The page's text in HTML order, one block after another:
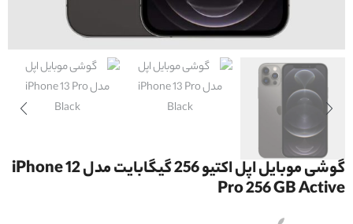
گوشی موبایل اپل اکتیو 256 گیگابایت مدل iPhone 12
Pro 256 GB Active